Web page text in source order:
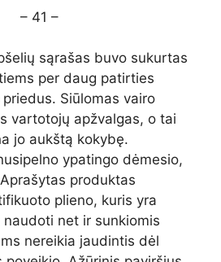
– 41 –
sąrašas buvo sukurtas
per daug patirties
Siūlomas vairo
vartotojų apžvalgas, o tai
jo aukštą kokybę.
ypatingo dėmesio,
produktas
plieno, kuris yra
net ir sunkiomis
nereikia jaudintis dėl